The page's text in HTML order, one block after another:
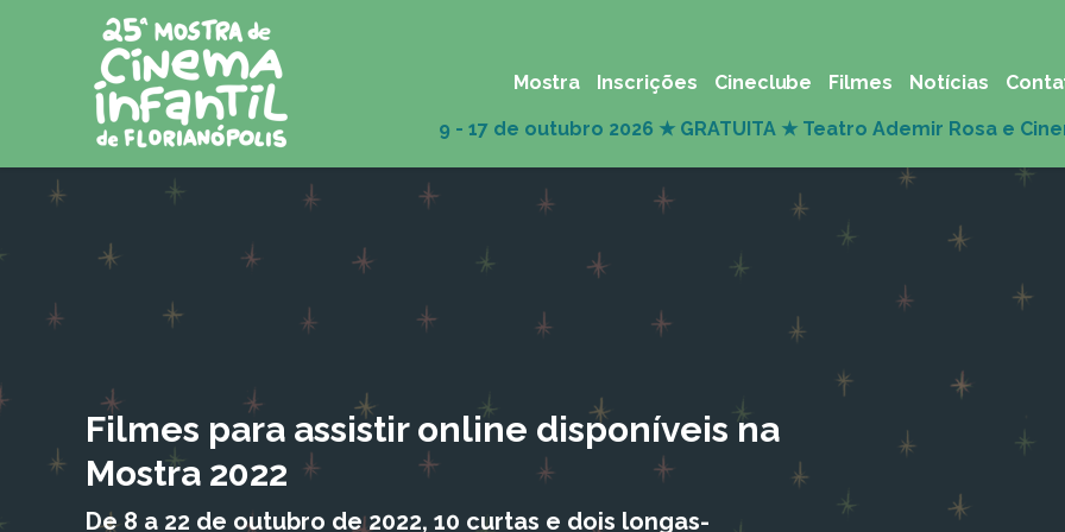
Mostra Inscrições Cineclube Filmes Notícias
Filmes para assistir online disponíveis na
Mostra 2022
De 8 a 22 de outubro de 2022, 10 curtas e dois longas-